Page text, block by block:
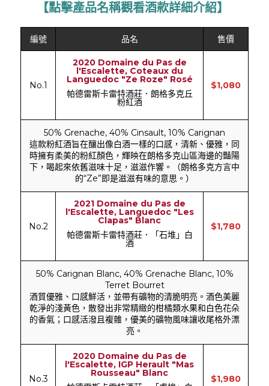
【點擊產品名稱觀看酒款詳細介紹】
編號 品名 售價
No.1
2020 Domaine du Pas de
l'Escalette, Coteaux du
Languedoc "Ze Roze" Rosé
帕德雷斯卡雷特酒莊．朗格多克丘
粉紅酒
$1,080
50% Grenache, 40% Cinsault, 10% Carignan
這款粉紅酒旨在釀出像白酒一樣的口感，清新、優雅，同
時擁有柔美的粉紅顏色，輝映在朗格多克山區海邊的豔陽
下，喝起來依舊滋味十足，滋滋作響。（朗格多克方言中
的“Ze”即是滋滋有味的意思。）
No.2
2021 Domaine du Pas de
l'Escalette, Languedoc "Les
Clapas" Blanc
帕德雷斯卡雷特酒莊．「石堆」白
酒
$1,780
50% Carignan Blanc, 40% Grenache Blanc, 10%
Terret Bourret
酒質優雅、口感鮮活，並帶有礦物的清脆明亮。酒色美麗
乾淨的淺黃色，散發出非常精緻的柑橘類水果和白色花朵
的香氣；口感活潑且複雜，優美的礦物風味讓收尾格外漂
亮。
No.3
2020 Domaine du Pas de
l'Escalette, IGP Herault "Mas
Rousseau" Blanc
$1,980